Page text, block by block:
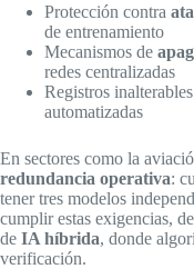
Protección contra
de entrenamiento
Mecanismos de
redes centralizadas
Registros
automatizadas
En sectores como la
redundancia operativa:
tener tres modelos
cumplir estas exigencias,
de IA híbrida, donde
verificación.